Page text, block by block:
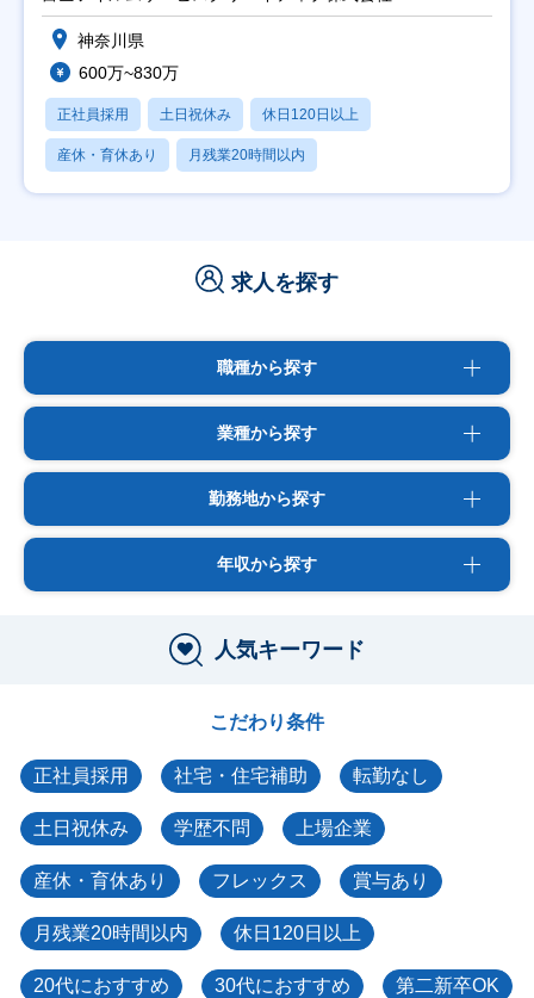
神奈川県
600万~830万
正社員採用 土日祝休み 休日120日以上
産休・育休あり 月残業20時間以内
求人を探す
職種から探す
業種から探す
勤務地から探す
年収から探す
人気キーワード
こだわり条件
正社員採用 社宅・住宅補助 転勤なし
土日祝休み 学歴不問 上場企業
産休・育休あり フレックス 賞与あり
月残業20時間以内 休日120日以上
20代におすすめ 30代におすすめ 第二新卒OK